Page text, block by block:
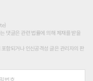
댓글은 관련 법률에 의해 제재를 받을
함되거나 인신공격성 글은 관리자의 판